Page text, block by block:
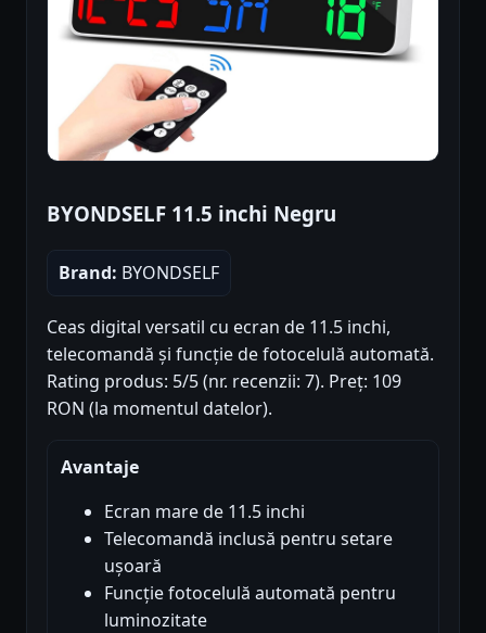
BYONDSELF 11.5 inchi Negru
Brand: BYONDSELF
Ceas digital versatil cu ecran de 11.5 inchi,
telecomandă și funcție de fotocelulă automată.
Rating produs: 5/5 (nr. recenzii: 7). Preț: 109
RON (la momentul datelor).
Avantaje
Ecran mare de 11.5 inchi
Telecomandă inclusă pentru setare
ușoară
Funcție fotocelulă automată pentru
luminozitate